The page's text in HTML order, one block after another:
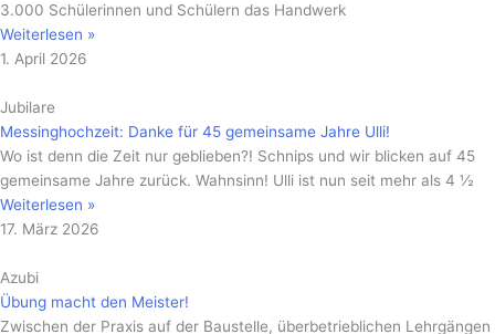
3.000 Schülerinnen und Schülern das Handwerk
Weiterlesen »
1. April 2026
Jubilare
Messinghochzeit: Danke für 45 gemeinsame Jahre Ulli!
Wo ist denn die Zeit nur geblieben?! Schnips und wir blicken auf 45
gemeinsame Jahre zurück. Wahnsinn! Ulli ist nun seit mehr als 4 ½
Weiterlesen »
17. März 2026
Azubi
Übung macht den Meister!
Zwischen der Praxis auf der Baustelle, überbetrieblichen Lehrgängen